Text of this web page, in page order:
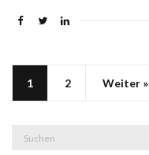
1 2 Weiter »